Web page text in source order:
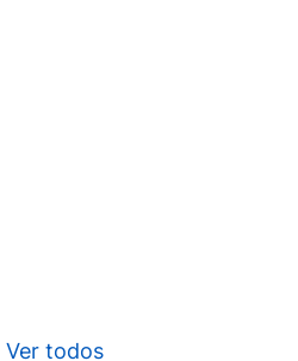
Ver todos